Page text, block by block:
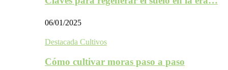
06/01/2025
Destacada Cultivos
Cómo cultivar moras paso a paso